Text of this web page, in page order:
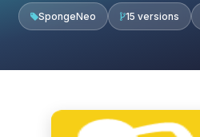
SpongeNeo 15 versions